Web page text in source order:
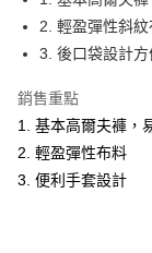
大哥付你分期
相關說明
1.本服務由台灣大哥
流程，驗證手機門號
成交易。
3.實際核准額度、可
4.訂單成立30分鐘
AFTEE先享後付
相關說明
AFTEE先享後付是「
便利好安心！
ATM付款
2. 輕盈彈性斜紋
3. 後口袋設計方
銷售重點
1. 基本高爾夫褲，
2. 輕盈彈性布料
3. 便利手套設計